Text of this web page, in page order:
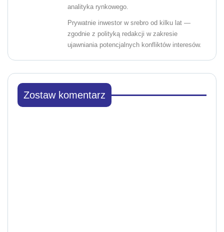
analityka rynkowego.
Prywatnie inwestor w srebro od kilku lat —
zgodnie z polityką redakcji w zakresie
ujawniania potencjalnych konfliktów interesów.
Zostaw komentarz